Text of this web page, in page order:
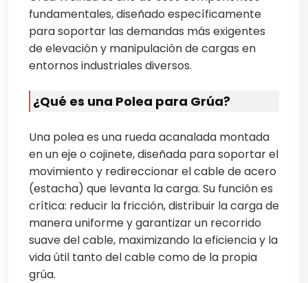
fundamentales, diseñado específicamente
para soportar las demandas más exigentes
de elevación y manipulación de cargas en
entornos industriales diversos.
¿Qué es una Polea para Grúa?
Una polea es una rueda acanalada montada
en un eje o cojinete, diseñada para soportar el
movimiento y redireccionar el cable de acero
(estacha) que levanta la carga. Su función es
crítica: reducir la fricción, distribuir la carga de
manera uniforme y garantizar un recorrido
suave del cable, maximizando la eficiencia y la
vida útil tanto del cable como de la propia
grúa.